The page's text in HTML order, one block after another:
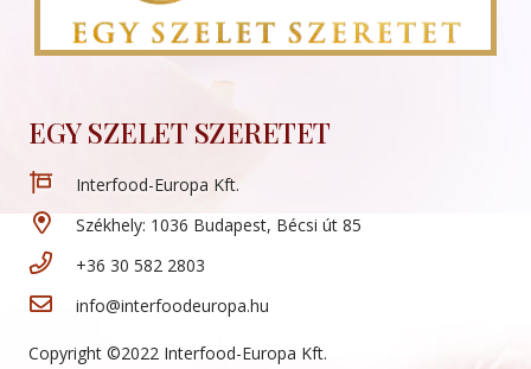
EGY SZELET SZERETET
Interfood-Europa Kft.
Székhely: 1036 Budapest, Bécsi út 85
+36 30 582 2803
info@interfoodeuropa.hu
Copyright ©2022 Interfood-Europa Kft.